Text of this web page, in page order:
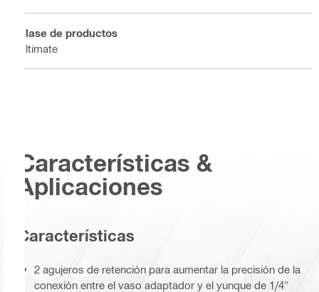
Clase de productos
Ultimate
Características &
Aplicaciones
Características
2 agujeros de retención para aumentar la precisión de la
conexión entre el vaso adaptador y el yunque de 1/4"